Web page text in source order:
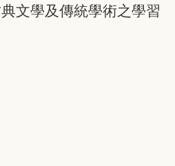
文學及傳統學術之學習